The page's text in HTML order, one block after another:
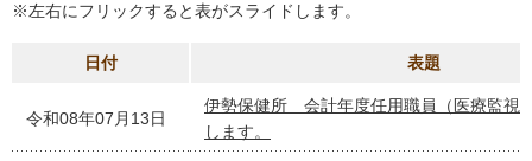
※左右にフリックすると表がスライドします。
日付 表題
令和08年07月13日
伊勢保健所 会計年度任用職員（医療監視
します。